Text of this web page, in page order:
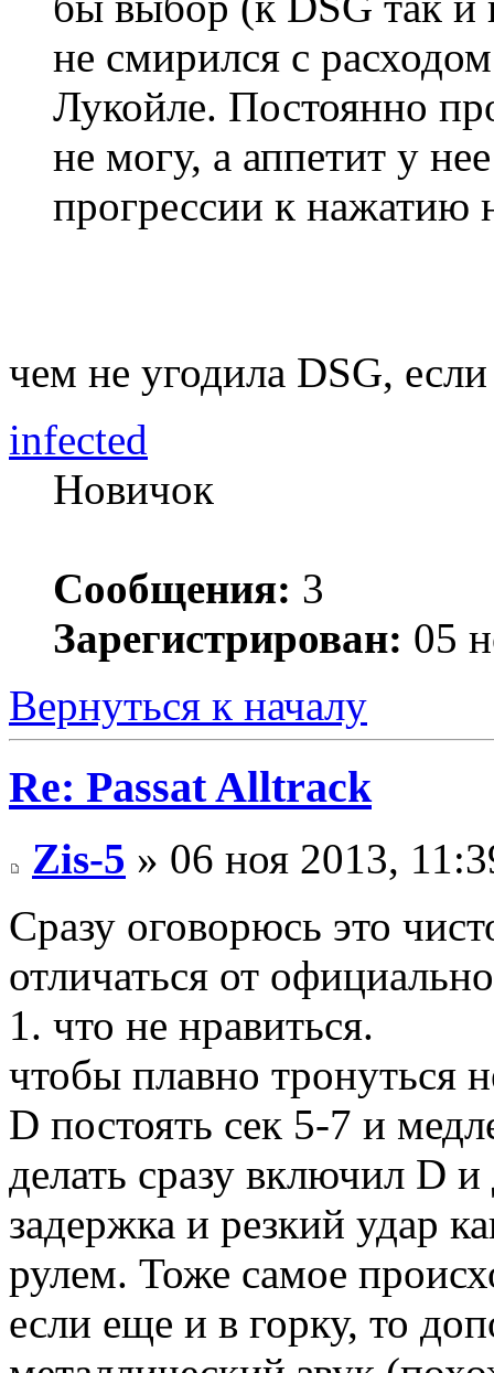
не смирился с
Лукойле. Постоянно
не могу, а аппетит у
прогрессии к нажатию
чем не угодила DSG, если
infected
Новичок
Сообщения: 3
Зарегистрирован: 05
Вернуться к началу
Re: Passat Alltrack
Zis-5 » 06 ноя 2013,
Сразу оговорюсь это
отличаться от
1. что не нравиться.
чтобы плавно тронуться
D постоять сек 5-7 и
делать сразу включил D
задержка и резкий удар
рулем. Тоже самое
если еще и в горку, то